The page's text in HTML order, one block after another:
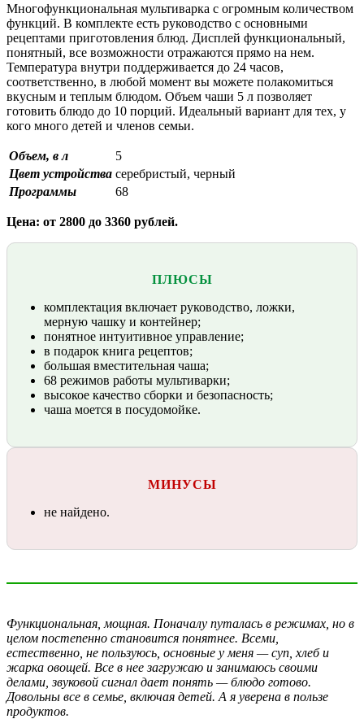
Многофункциональная мультиварка с огромным количеством
функций. В комплекте есть руководство с основными
рецептами приготовления блюд. Дисплей функциональный,
понятный, все возможности отражаются прямо на нем.
Температура внутри поддерживается до 24 часов,
соответственно, в любой момент вы можете полакомиться
вкусным и теплым блюдом. Объем чаши 5 л позволяет
готовить блюдо до 10 порций. Идеальный вариант для тех, у
кого много детей и членов семьи.
Объем, в л
5
Цвет устройства серебристый, черный
Программы
68
Цена: от 2800 до 3360 рублей.
ПЛЮСЫ
комплектация включает руководство, ложки,
мерную чашку и контейнер;
понятное интуитивное управление;
в подарок книга рецептов;
большая вместительная чаша;
68 режимов работы мультиварки;
высокое качество сборки и безопасность;
чаша моется в посудомойке.
МИНУСЫ
не найдено.
Функциональная, мощная. Поначалу путалась в режимах, но в
целом постепенно становится понятнее. Всеми,
естественно, не пользуюсь, основные у меня — суп, хлеб и
жарка овощей. Все в нее загружаю и занимаюсь своими
делами, звуковой сигнал дает понять — блюдо готово.
Довольны все в семье, включая детей. А я уверена в пользе
продуктов.